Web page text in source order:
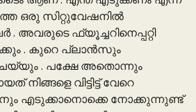
ഒരു സിറ്റുവേഷനിൽ
അവരുടെ ഫ്യൂച്ചറിനെപ്പറ്റി
. കുറെ പ്ലാൻസും
. പക്ഷേ അതൊന്നും
നിങ്ങളെ വിട്ടിട്ട് വേറെ
എടുക്കാനൊക്കെ നോക്കുന്നുണ്ട്